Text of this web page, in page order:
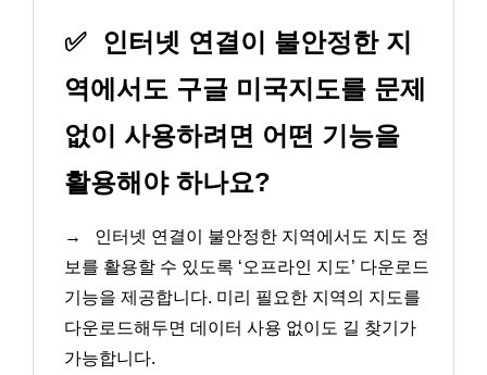
✅
인터넷 연결이 불안정한 지
역에서도 구글 미국지도를 문제
없이 사용하려면 어떤 기능을
활용해야 하나요?
→
인터넷 연결이 불안정한 지역에서도 지도 정
보를 활용할 수 있도록 ‘오프라인 지도’ 다운로드
기능을 제공합니다. 미리 필요한 지역의 지도를
다운로드해두면 데이터 사용 없이도 길 찾기가
가능합니다.